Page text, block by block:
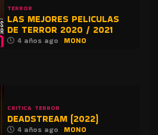
TERROR
LAS MEJORES PELICULAS
DE TERROR 2020 / 2021
4 años ago MONO
CRITICA TERROR
DEADSTREAM (2022)
4 años ago MONO